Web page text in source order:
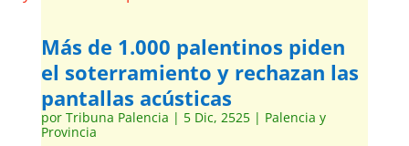
Más de 1.000 palentinos piden
el soterramiento y rechazan las
pantallas acústicas
por Tribuna Palencia | 5 Dic, 2525| Palencia y
Provincia